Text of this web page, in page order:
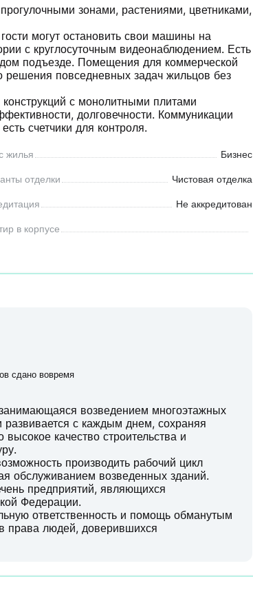
зонами, растениями, цветниками,
могут остановить свои машины на
с круглосуточным видеонаблюдением. Есть
подъезде. Помещения для коммерческой
решения повседневных задач жильцов без
конструкций с монолитными плитами
долговечности. Коммуникации
счетчики для контроля.
жилья Бизнес
отделки Чистовая отделка
Не аккредитован
в корпусе
сдано вовремя
возведением многоэтажных
с каждым днем, сохраняя
качество строительства и
производить рабочий цикл
обслуживанием возведенных зданий.
предприятий, являющихся
Федерации.
ответственность и помощь обманутым
права людей, доверившихся